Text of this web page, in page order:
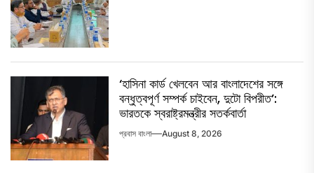
‘হাসিনা কার্ড খেলবেন আর বাংলাদেশের সঙ্গে
বন্ধুত্বপূর্ণ সম্পর্ক চাইবেন, দুটো বিপরীত’:
ভারতকে স্বরাষ্ট্রমন্ত্রীর সতর্কবার্তা
প্রবাস বাংলা August 8, 2026